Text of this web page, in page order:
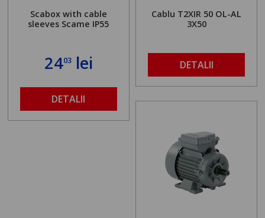
Scabox with cable
sleeves Scame IP55
2403lei
DETALII
Cablu T2XIR 50 OL-AL
3X50
DETALII